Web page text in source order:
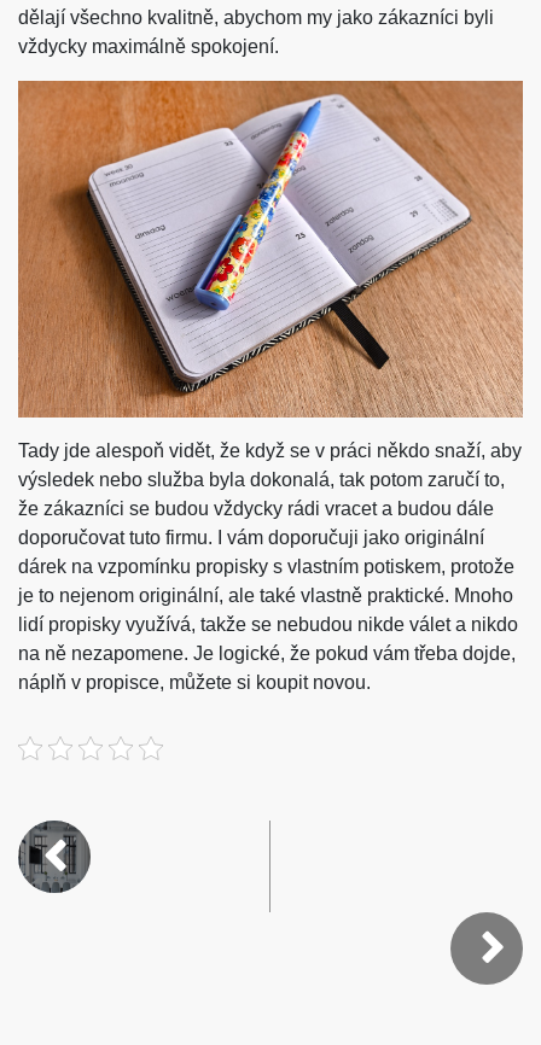
dělají všechno kvalitně, abychom my jako zákazníci byli
vždycky maximálně spokojení.
Tady jde alespoň vidět, že když se v práci někdo snaží, aby
výsledek nebo služba byla dokonalá, tak potom zaručí to,
že zákazníci se budou vždycky rádi vracet a budou dále
doporučovat tuto firmu. I vám doporučuji jako originální
dárek na vzpomínku propisky s vlastním potiskem, protože
je to nejenom originální, ale také vlastně praktické. Mnoho
lidí propisky využívá, takže se nebudou nikde válet a nikdo
na ně nezapomene. Je logické, že pokud vám třeba dojde,
náplň v propisce, můžete si koupit novou.